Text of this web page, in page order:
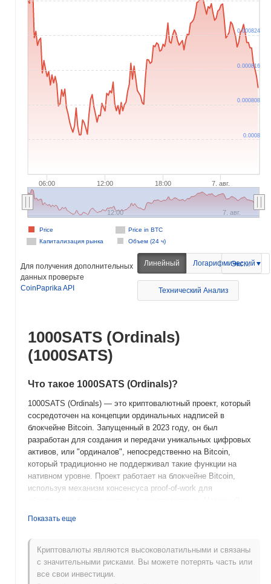
06:00 12:00 18:00 7. авг.
Price in BTC
Капитализация рынка
Объем (24 ч)
Price
12:00 7. авг.
0.0008
0.000808
0.000816
0.000824
Для получения дополнительных
данных проверьте
CoinPaprika API
Линейный Логарифмический
Экспорт
Технический Анализ
1000SATS (Ordinals)
(1000SATS)
Что такое 1000SATS (Ordinals)?
1000SATS (Ordinals) — это криптовалютный проект, который
сосредоточен на концепции ординальных надписей в
блокчейне Bitcoin. Запущенный в 2023 году, он был
разработан для создания и передачи уникальных цифровых
активов, или "ординалов", непосредственно на Bitcoin,
который традиционно не поддерживал такие функции на
нативном уровне. Проект работает на блокчейне Bitcoin,
используя механизм консенсуса proof-of-work для
облегчение транзакций, оплату сборов, связанных с
ординальными надписями, и потенциально может выступать в
качестве средства обмена в своей экосистеме. 1000SATS
(Ordinals) выделяется своим инновационным подходом к
использованию существующей инфраструктуры Bitcoin для
Показать еще
Криптовалюты являются высоковолатильными и связаны
с значительными рисками. Вы можете потерять часть или
все свои инвестиции.